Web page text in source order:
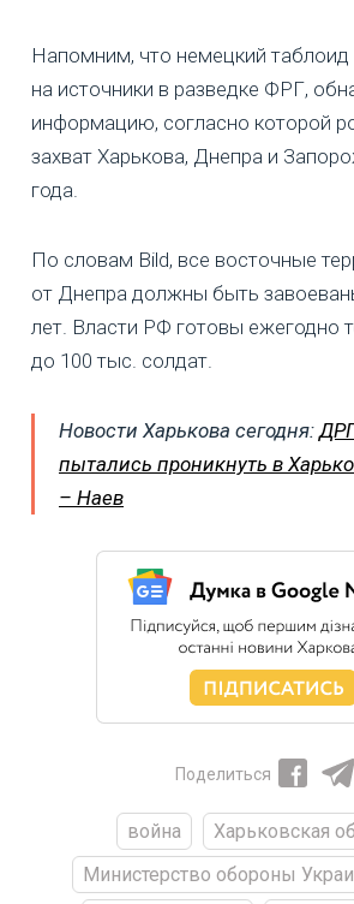
Напомним, что немецкий таблоид
на источники в разведке ФРГ,
информацию, согласно которой
захват Харькова, Днепра и
года.
По словам Bild, все восточные
от Днепра должны быть
лет. Власти РФ готовы ежегодно
до 100 тыс. солдат.
Новости Харькова сегодня:
пытались проникнуть в
– Наев
Поделиться
война
Харьковская
Министерство обороны